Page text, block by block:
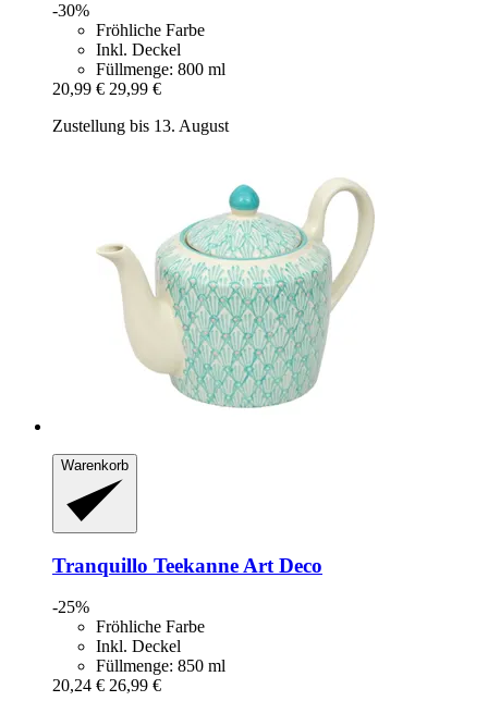
-30%
Fröhliche Farbe
Inkl. Deckel
Füllmenge: 800 ml
20,99 € 29,99 €
Zustellung bis 13. August
Warenkorb
Tranquillo Teekanne Art Deco
-25%
Fröhliche Farbe
Inkl. Deckel
Füllmenge: 850 ml
20,24 € 26,99 €